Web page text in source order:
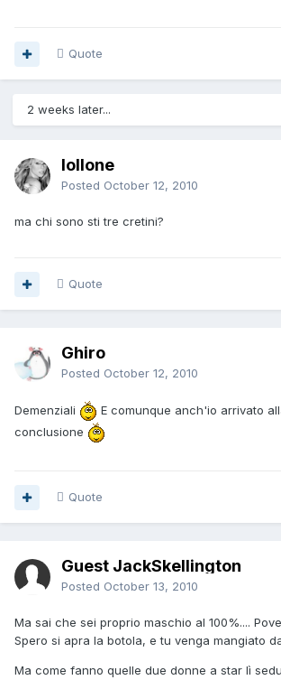
Quote
2 weeks later...
lollone
Posted October 12, 2010
ma chi sono sti tre cretini?
Quote
Ghiro
Posted October 12, 2010
Demenziali
E comunque anch'io arrivato
conclusione
Quote
Guest JackSkellington
Posted October 13, 2010
Ma sai che sei proprio maschio al 100%....
Spero si apra la botola, e tu venga mangiato
Ma come fanno quelle due donne a star lì